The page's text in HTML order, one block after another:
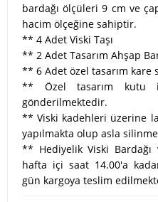
bardağı ölçüleri 9 cm ve
hacim ölçeğine sahiptir.
** 4 Adet Viski Taşı
** 2 Adet Tasarım Ahşap
** 6 Adet özel tasarım kare
** Özel tasarım kutu
gönderilmektedir.
** Viski kadehleri üzerine
yapılmakta olup asla
** Hediyelik Viski Bardağı
hafta içi saat 14.00'a
gün kargoya teslim